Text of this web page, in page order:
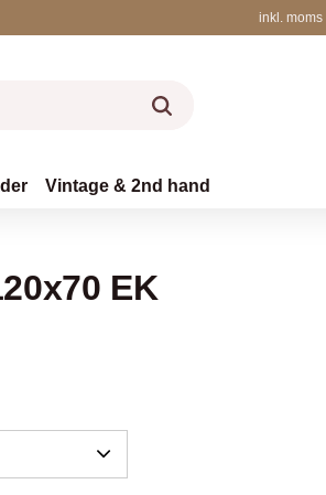
inkl. moms
Vintage & 2nd hand
EK